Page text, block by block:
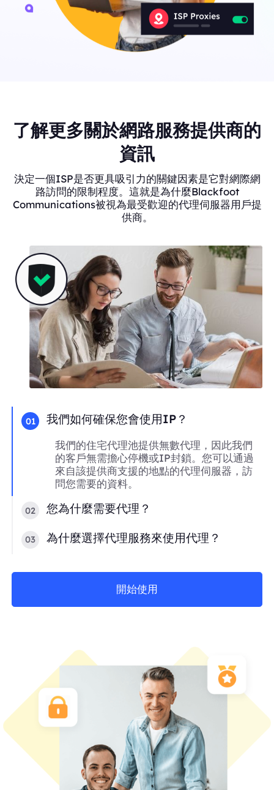
了解更多關於網路服務提供商的
資訊
決定一個ISP是否更具吸引力的關鍵因素是它對網際網
路訪問的限制程度。這就是為什麼Blackfoot
Communications被視為最受歡迎的代理伺服器用戶提
供商。
01 我們如何確保您會使用IP？
我們的住宅代理池提供無數代理，因此我們
的客戶無需擔心停機或IP封鎖。您可以通過
來自該提供商支援的地點的代理伺服器，訪
問您需要的資料。
02 您為什麼需要代理？
03 為什麼選擇代理服務來使用代理？
開始使用